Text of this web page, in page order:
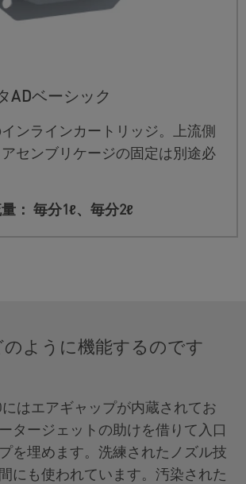
ADベーシック
ンラインカートリッジ。上流側
センブリケージの固定は別途必
： 毎分1ℓ、毎分2ℓ
ように機能するのです
はエアギャップが内蔵されてお
タージェットの助けを借りて入口
を埋めます。洗練されたノズル技
にも使われています。汚染された